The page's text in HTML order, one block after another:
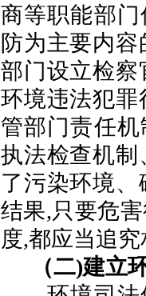
商等职能部
防为主要内
部门设立检察
环境违法犯
管部门责任
执法检查机
了污染环境
结果,只要危
度,都应当追
（二)建立